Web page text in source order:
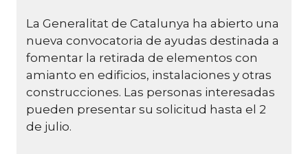
La Generalitat de Catalunya ha abierto una
nueva convocatoria de ayudas destinada a
fomentar la retirada de elementos con
amianto en edificios, instalaciones y otras
construcciones. Las personas interesadas
pueden presentar su solicitud hasta el 2
de julio.